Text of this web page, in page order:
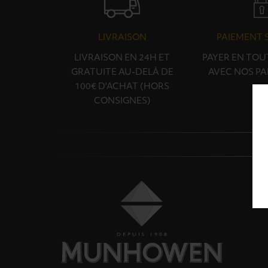
LIVRAISON
LIVRAISON EN 24H ET
GRATUITE AU-DELÀ DE
100€ D'ACHAT (HORS
CONSIGNES)
PAIEMENT
PAYER EN
AVEC NOS